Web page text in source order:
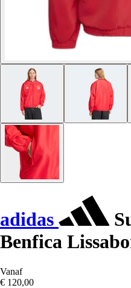
adidas
Benfica
Vanaf
€ 120,00